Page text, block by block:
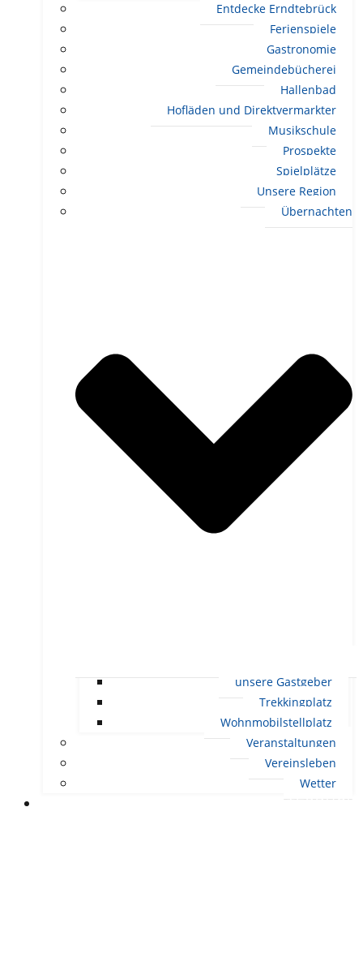
Entdecke Erndtebrück
Ferienspiele
Gastronomie
Gemeindebücherei
Hallenbad
Hofläden und Direktvermarkter
Musikschule
Prospekte
Spielplätze
Unsere Region
Übernachten
unsere Gastgeber
Trekkingplatz
Wohnmobilstellplatz
Veranstaltungen
Vereinsleben
Wetter
LEBEN IN ERNDTEBRÜCK